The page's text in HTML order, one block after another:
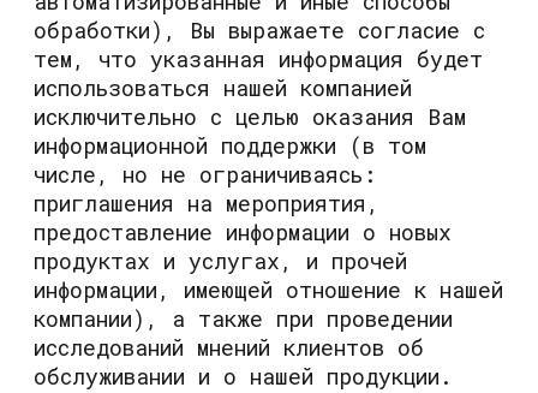
обработки), Вы выражаете согласие с
тем, что указанная информация будет
использоваться нашей компанией
исключительно с целью оказания Вам
информационной поддержки (в том
числе, но не ограничиваясь:
приглашения на мероприятия,
предоставление информации о новых
продуктах и услугах, и прочей
информации, имеющей отношение к нашей
компании), а также при проведении
исследований мнений клиентов об
обслуживании и о нашей продукции.